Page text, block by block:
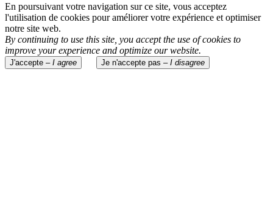
En poursuivant votre navigation sur ce site, vous acceptez
l'utilisation de cookies pour améliorer votre expérience et optimiser
notre site web.
By continuing to use this site, you accept the use of cookies to
improve your experience and optimize our website.
J'accepte – I agree Je n'accepte pas – I disagree